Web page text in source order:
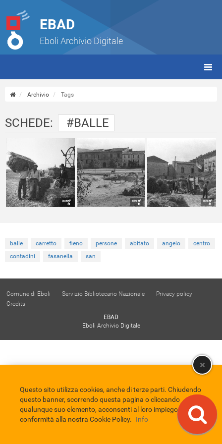
EBAD
Eboli Archivio Digitale
Archivio Tags
SCHEDE: #BALLE
balle carretto fieno persone abitato angelo
centro
contadini
fasanella san
Comune di Eboli Servizio Bibliotecario Nazionale
Privacy policy
Credits
EBAD
Eboli Archivio Digitale
Questo sito utilizza cookies, anche di terze parti. Chiudendo
questo banner, scorrendo questa pagina o cliccando
qualunque suo elemento, acconsenti al loro impiego in
conformità alla nostra Cookie Policy.
Info